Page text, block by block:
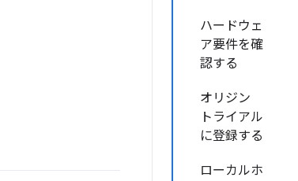
ハードウェ
ア要件を確
認する
オリジン
トライアル
に登録する
ローカルホ